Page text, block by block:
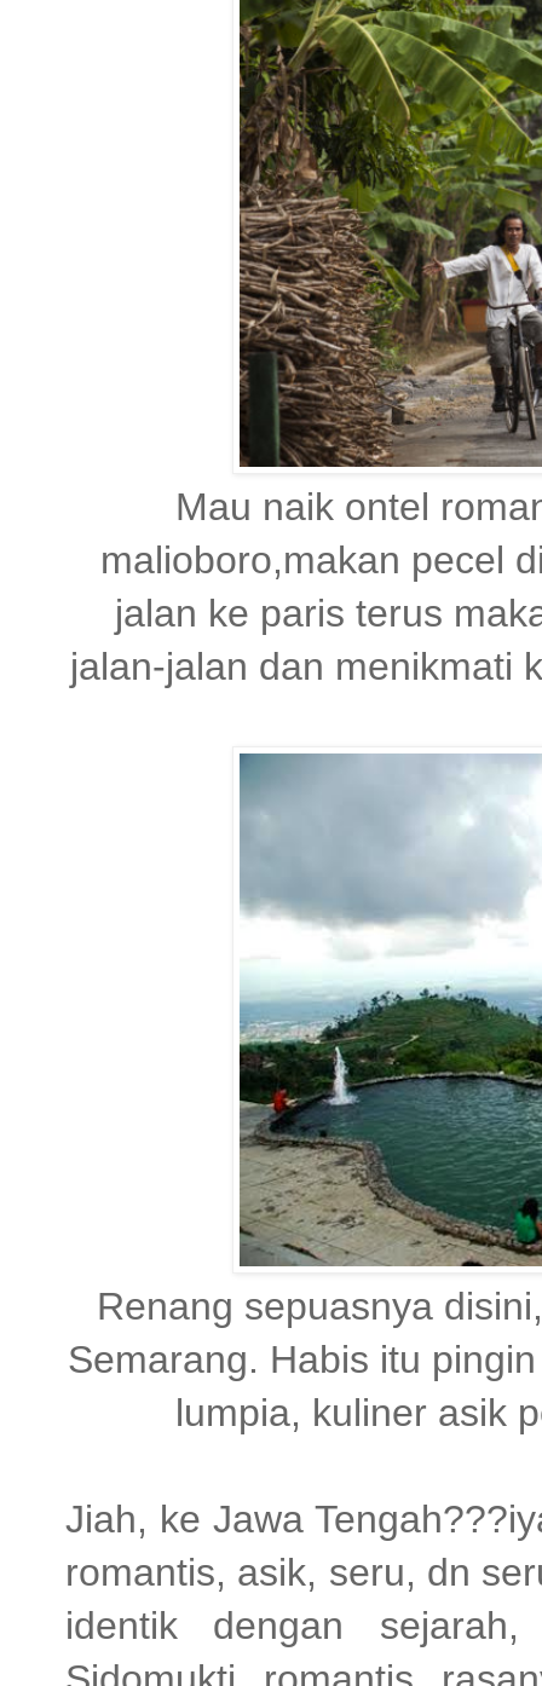
Mau naik ontel
malioboro,makan pecel
jalan ke paris terus
jalan-jalan dan menikmati
Renang sepuasnya
Semarang. Habis itu
lumpia, kuliner asik
Jiah, ke Jawa
romantis, asik, seru, dn
identik dengan